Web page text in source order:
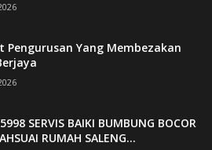
Pengurusan Yang Membezakan
SERVIS BAIKI BUMBUNG BOCOR
RUMAH SALENG...